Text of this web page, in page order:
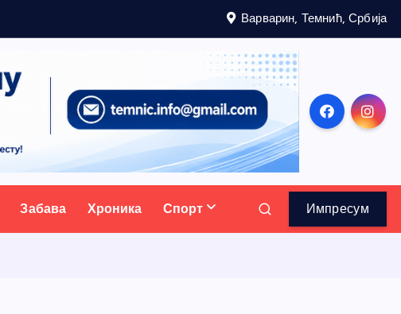
Варварин, Темнић, Србија
Забава Хроника Спорт Импресум